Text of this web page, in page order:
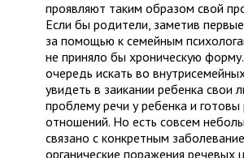
проявляют таким образом свой
Если бы родители, заметив
за помощью к семейным
не приняло бы хроническую
очередь искать во
увидеть в заикании ребенка свои
проблему речи у ребенка и
отношений. Но есть совсем
связано с конкретным
органические поражения речевых